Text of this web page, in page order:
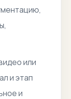
или
и этап
и